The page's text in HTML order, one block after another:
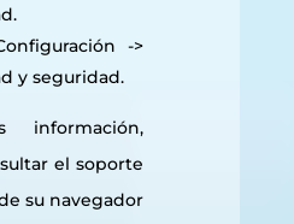
->
y seguridad.
información,
el soporte
su navegador